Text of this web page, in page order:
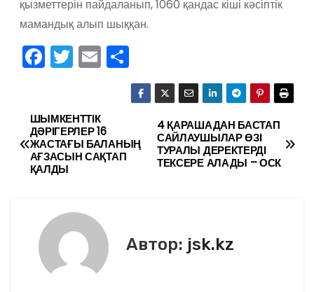
қызметтерін пайдаланып, 1060 қандас кіші кәсіптік
мамандық алып шыққан.
F
e
b
o
k
T
er
E
l
О
тп
р
в
Н
а
4 ҚАРАШАДАН БАСТАП
САЙЛАУШЫЛАР ӨЗІ
ТУРАЛЫ ДЕРЕКТЕРДІ
ТЕКСЕРЕ АЛАДЫ – ОСК
ШЫМКЕНТТІК
ДӘРІГЕРЛЕР 16
ЖАСТАҒЫ БАЛАНЫҢ
АҒЗАСЫН САҚТАП
ҚАЛДЫ
Автор: jsk.kz